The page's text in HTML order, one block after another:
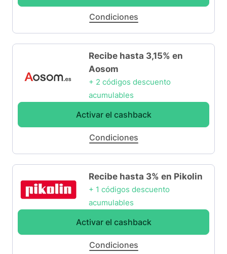
Condiciones
Recibe hasta 3,15% en
Aosom
+ 2 códigos descuento
acumulables
Activar el cashback
Condiciones
Recibe hasta 3% en Pikolin
+ 1 códigos descuento
acumulables
Activar el cashback
Condiciones